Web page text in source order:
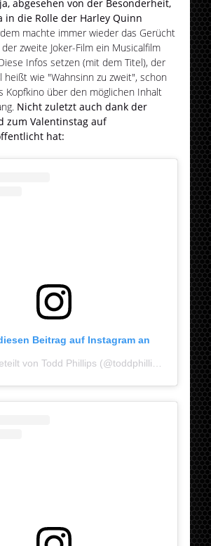
abgesehen von der Besonderheit,
in die Rolle der Harley Quinn
machte immer wieder das Gerücht
zweite Joker-Film ein Musicalfilm
Infos setzen (mit dem Titel), der
heißt wie "Wahnsinn zu zweit", schon
Kopfkino über den möglichen Inhalt
Nicht zuletzt auch dank der
zum Valentinstag auf
hat:
Beitrag auf Instagram an